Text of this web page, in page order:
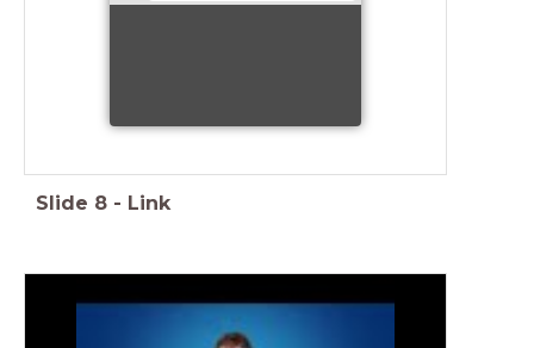
Slide 8 - Link